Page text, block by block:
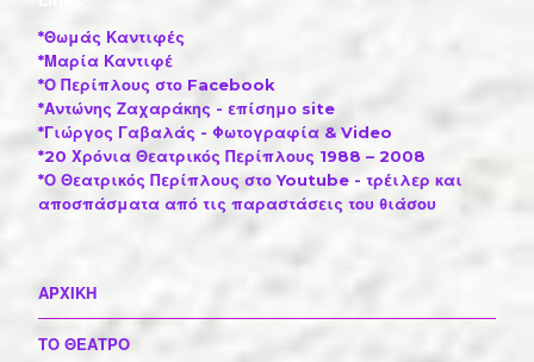
*Θωμάς Καντιφές
*Μαρία Καντιφέ
*Ο Περίπλους στο Facebook
*Αντώνης Ζαχαράκης - επίσημο site
*Γιώργος Γαβαλάς - Φωτογραφία & Video
*20 Χρόνια Θεατρικός Περίπλους 1988 – 2008
*Ο Θεατρικός Περίπλους στο Youtube - τρέιλερ και
αποσπάσματα από τις παραστάσεις του θιάσου
ΑΡΧΙΚΗ
ΤΟ ΘΕΑΤΡΟ